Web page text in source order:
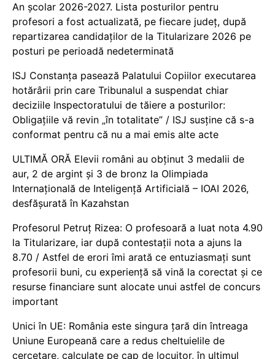
An școlar 2026-2027. Lista posturilor pentru
profesori a fost actualizată, pe fiecare județ, după
repartizarea candidaților de la Titularizare 2026 pe
posturi pe perioadă nedeterminată
ISJ Constanța pasează Palatului Copiilor executarea
hotărârii prin care Tribunalul a suspendat chiar
deciziile Inspectoratului de tăiere a posturilor:
Obligațiile vă revin „în totalitate” / ISJ susține că s-a
conformat pentru că nu a mai emis alte acte
ULTIMĂ ORĂ Elevii români au obținut 3 medalii de
aur, 2 de argint și 3 de bronz la Olimpiada
Internațională de Inteligență Artificială – IOAI 2026,
desfășurată în Kazahstan
Profesorul Petruț Rizea: O profesoară a luat nota 4.90
la Titularizare, iar după contestații nota a ajuns la
8.70 / Astfel de erori îmi arată ce entuziasmați sunt
profesorii buni, cu experiență să vină la corectat și ce
resurse financiare sunt alocate unui astfel de concurs
important
Unici în UE: România este singura țară din întreaga
Uniune Europeană care a redus cheltuielile de
cercetare, calculate pe cap de locuitor, în ultimul